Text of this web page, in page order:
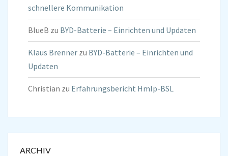
schnellere Kommunikation
BlueB zu BYD-Batterie – Einrichten und Updaten
Klaus Brenner zu BYD-Batterie – Einrichten und
Updaten
Christian zu Erfahrungsbericht HmIp-BSL
ARCHIV